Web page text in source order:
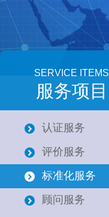
SERVICE ITEMS
服务项目
认证服务
评价服务
标准化服务
顾问服务